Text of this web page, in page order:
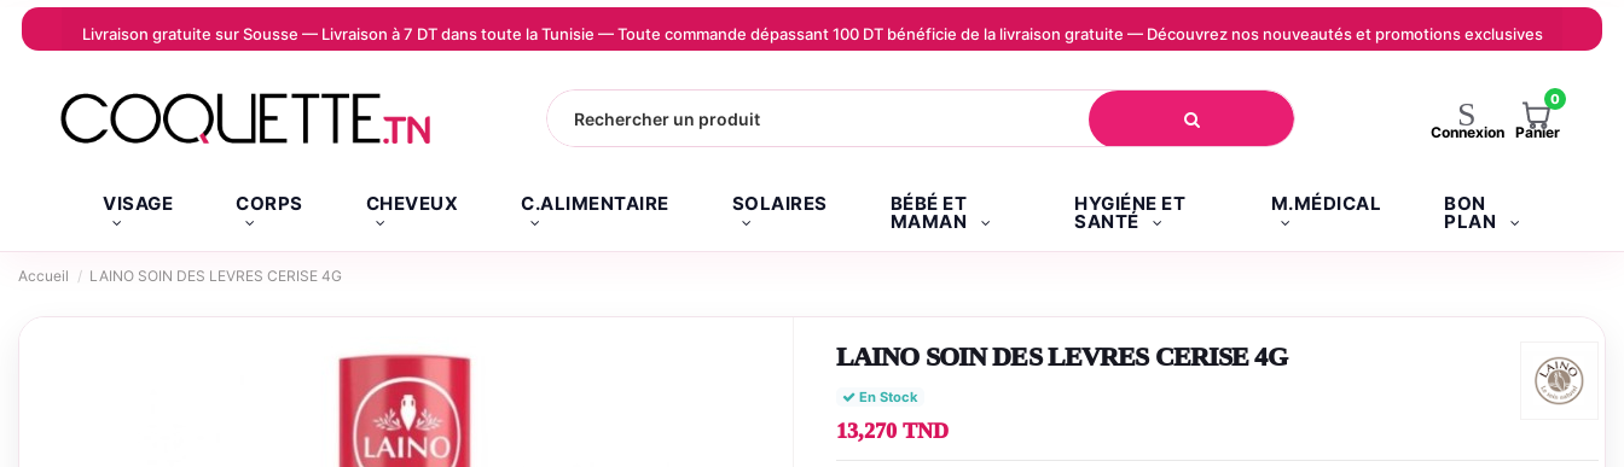
Livraison gratuite sur Sousse — Livraison à 7 DT dans toute la Tunisie — Toute commande dépassant 100 DT bénéficie de la livraison gratuite — Découvrez nos nouveautés et promotions exclusives
Connexion
0
Panier
VISAGE CORPS CHEVEUX C.ALIMENTAIRE SOLAIRES BÉBÉ ET
MAMAN
HYGIÉNE ET
SANTÉ
M.MÉDICAL BON
PLAN
Accueil LAINO SOIN DES LEVRES CERISE 4G
LAINO SOIN DES LEVRES CERISE 4G
En Stock
13,270 TND